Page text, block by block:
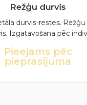
Režģu durvis
durvis-restes. Režģu
Izgatavošana pēc
Pieejams pēc
pieprasījuma